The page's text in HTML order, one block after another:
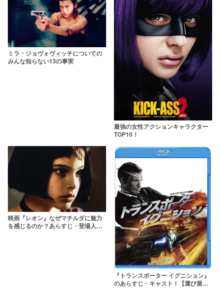
ミラ・ジョヴォヴィッチについての
みんな知らない13の事実
最強の女性アクションキャラクター
TOP10！
映画『レオン』なぜマチルダに魅力
を感じるのか？あらすじ・登場人物
『トランスポーター イグニション』
のあらすじ・キャスト！【運び屋ア